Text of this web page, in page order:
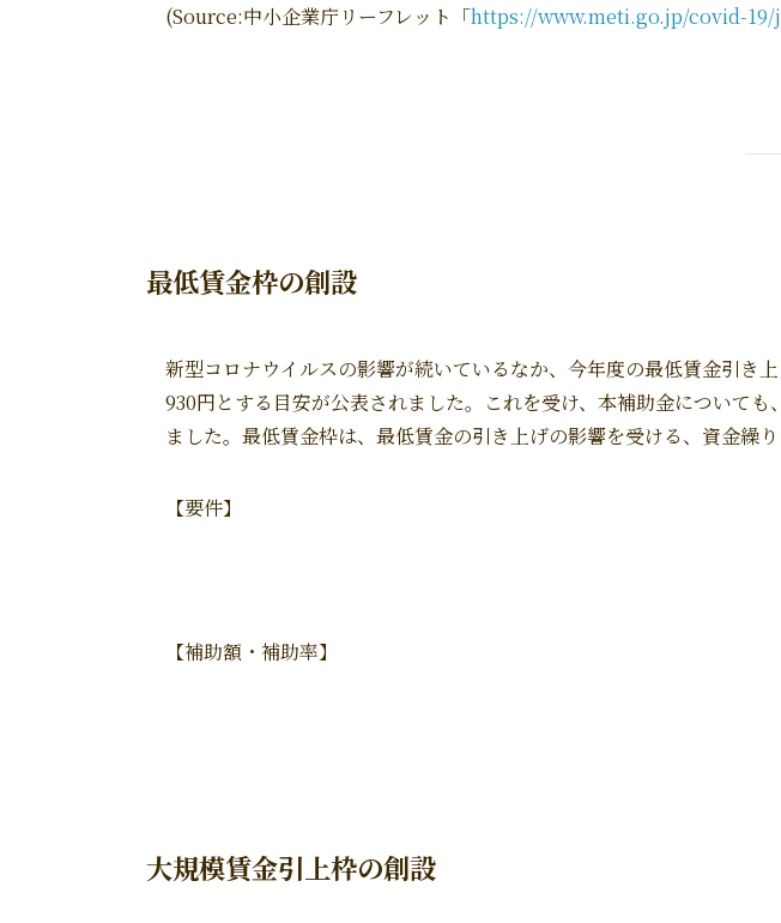
(Source:中小企業庁リーフレット「https://www.meti.go.jp/covid-
最低賃金枠の創設
新型コロナウイルスの影響が続いているなか、今年度の最低賃金引き
930円とする目安が公表されました。これを受け、本補助金について
ました。最低賃金枠は、最低賃金の引き上げの影響を受ける、資金繰
【要件】
【補助額・補助率】
大規模賃金引上枠の創設